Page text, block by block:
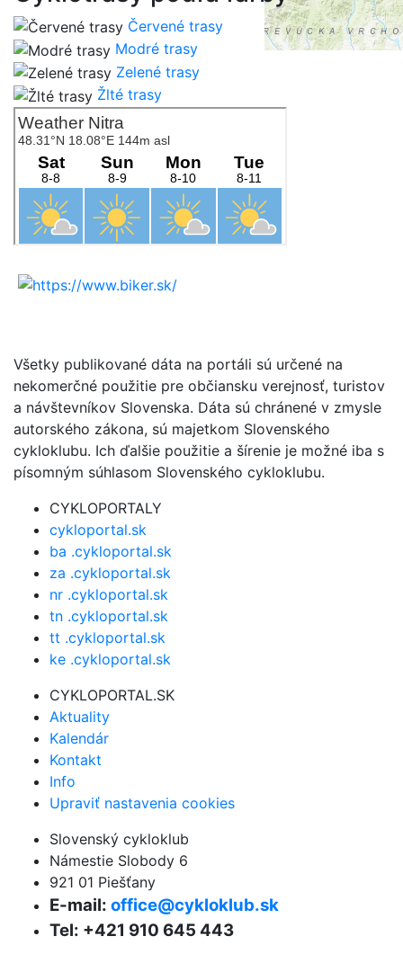
Červené trasy
Modré trasy
Zelené trasy
Žlté trasy
Všetky publikované dáta na portáli sú určené na
nekomerčné použitie pre občiansku verejnosť, turistov
a návštevníkov Slovenska. Dáta sú chránené v zmysle
autorského zákona, sú majetkom Slovenského
cykloklubu. Ich ďalšie použitie a šírenie je možné iba s
písomným súhlasom Slovenského cykloklubu.
CYKLOPORTALY
cykloportal.sk
ba .cykloportal.sk
za .cykloportal.sk
nr .cykloportal.sk
tn .cykloportal.sk
tt .cykloportal.sk
ke .cykloportal.sk
CYKLOPORTAL.SK
Aktuality
Kalendár
Kontakt
Info
Upraviť nastavenia cookies
Slovenský cykloklub
Námestie Slobody 6
921 01 Piešťany
E-mail: office@cykloklub.sk
Tel: +421 910 645 443